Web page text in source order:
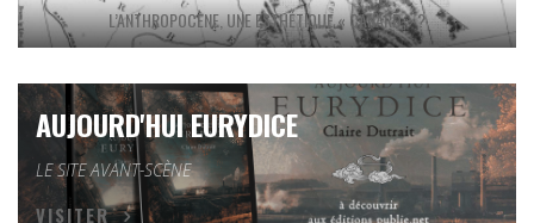
L’ANTHROPOCÈNE, UNE ESTHÉTIQUE « CANARD » ?
AUJOURD'HUI EURYDICE
LE SITE AVANT-SCÈNE
VISITER